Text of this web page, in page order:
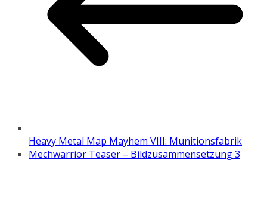
Heavy Metal Map Mayhem VIII: Munitionsfabrik
Mechwarrior Teaser – Bildzusammensetzung 3